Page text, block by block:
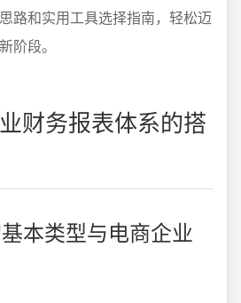
路和实用工具选择指南，轻松迈
阶段。
财务报表体系的搭
本类型与电商企业